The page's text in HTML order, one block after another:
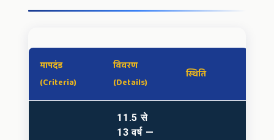
मापदंड
(Criteria)
विवरण
(Details)
स्थिति
11.5 से
13 वर्ष —